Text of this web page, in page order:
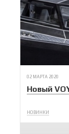
02 МАРТА 2020
Новый
НОВИНКИ